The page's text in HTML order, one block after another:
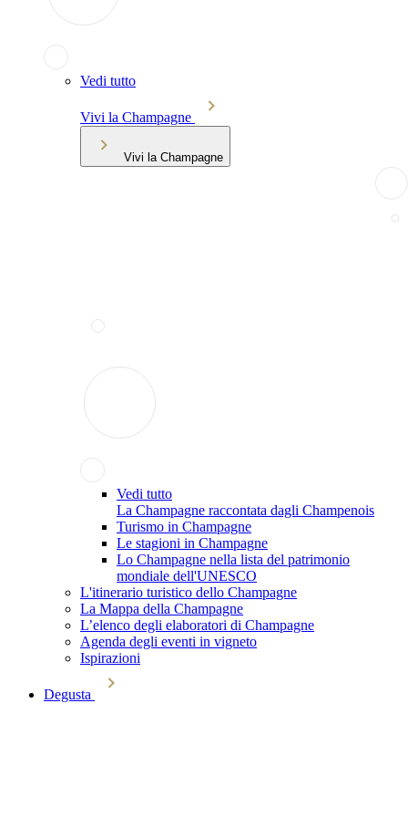
Vedi tutto
Vivi la Champagne
Vivi la Champagne
Vedi tutto
La Champagne raccontata dagli Champenois
Turismo in Champagne
Le stagioni in Champagne
Lo Champagne nella lista del patrimonio
mondiale dell'UNESCO
L'itinerario turistico dello Champagne
La Mappa della Champagne
L’elenco degli elaboratori di Champagne
Agenda degli eventi in vigneto
Ispirazioni
Degusta